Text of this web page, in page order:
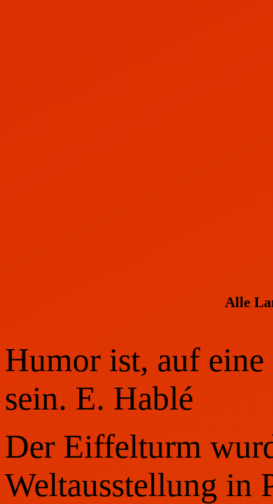
Alle
Humor ist, auf
sein. E. Hablé
Der Eiffelturm
Weltausstellung in